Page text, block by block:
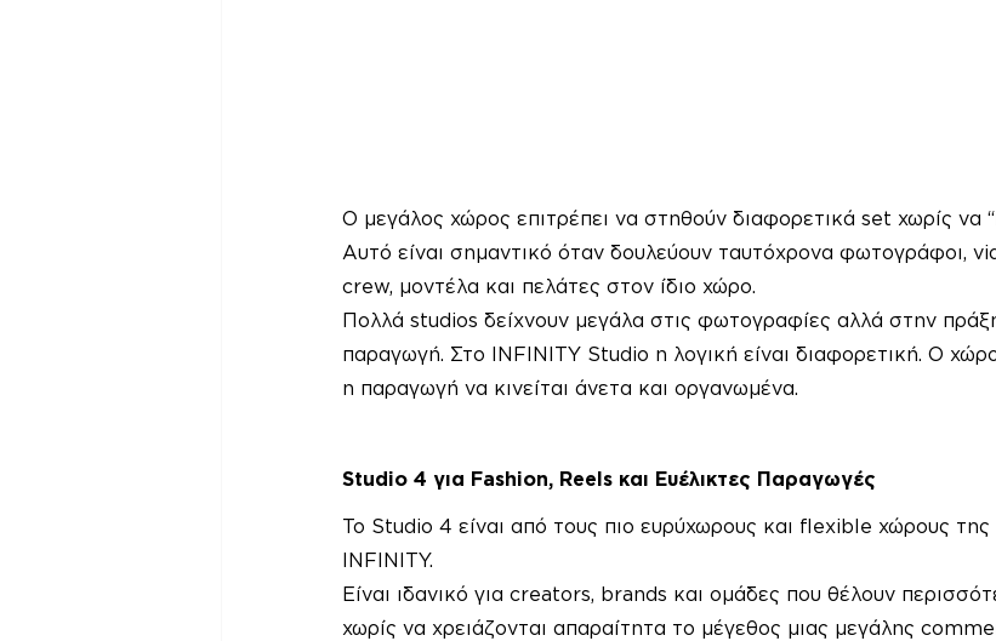
Ο μεγάλος χώρος επιτρέπει να στηθούν διαφορετικά set χωρίς να
Αυτό είναι σημαντικό όταν δουλεύουν ταυτόχρονα φωτογράφοι,
crew, μοντέλα και πελάτες στον ίδιο χώρο.
Πολλά studios δείχνουν μεγάλα στις φωτογραφίες αλλά στην
παραγωγή. Στο INFINITY Studio η λογική είναι διαφορετική. Ο
η παραγωγή να κινείται άνετα και οργανωμένα.
Studio 4 για Fashion, Reels και Ευέλικτες Παραγωγές
Το Studio 4 είναι από τους πιο ευρύχωρους και flexible χώρους
INFINITY.
Είναι ιδανικό για creators, brands και ομάδες που θέλουν
χωρίς να χρειάζονται απαραίτητα το μέγεθος μιας μεγάλης